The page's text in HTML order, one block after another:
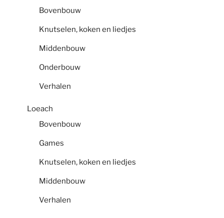
Bovenbouw
Knutselen, koken en liedjes
Middenbouw
Onderbouw
Verhalen
Loeach
Bovenbouw
Games
Knutselen, koken en liedjes
Middenbouw
Verhalen